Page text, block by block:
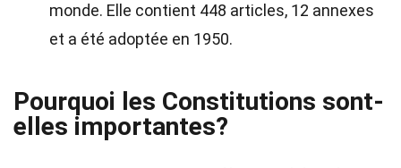
monde. Elle contient 448 articles, 12 annexes
et a été adoptée en 1950.
Pourquoi les Constitutions sont-
elles importantes?